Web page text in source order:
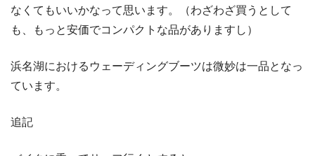
なくてもいいかなって思います。（わざわざ買うとして
も、もっと安価でコンパクトな品がありますし）
浜名湖におけるウェーディングブーツは微妙は一品となっ
ています。
追記